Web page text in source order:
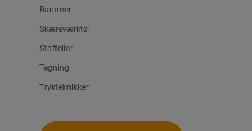
Rammer
Skæreværktøj
Staffelier
Tegning
Trykteknikker